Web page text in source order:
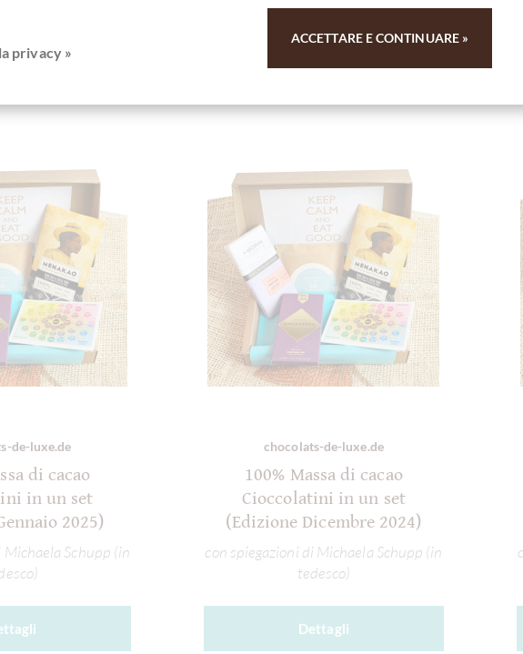
Confronta Ricorda
de-luxe.de
di cacao
in un set
2025)
Schupp (in
chocolats-de-luxe.de
100% Massa di cacao
Cioccolatini in un set
(Edizione Dicembre 2024)
con spiegazioni di Michaela Schupp (in
tedesco)
Dettagli
privacy »
ACCETTARE E CONTINUARE »